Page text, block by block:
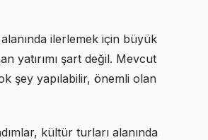
ilerlemek için büyük
yatırımı şart değil. Mevcut
şey yapılabilir, önemli olan
kültür turları alanında